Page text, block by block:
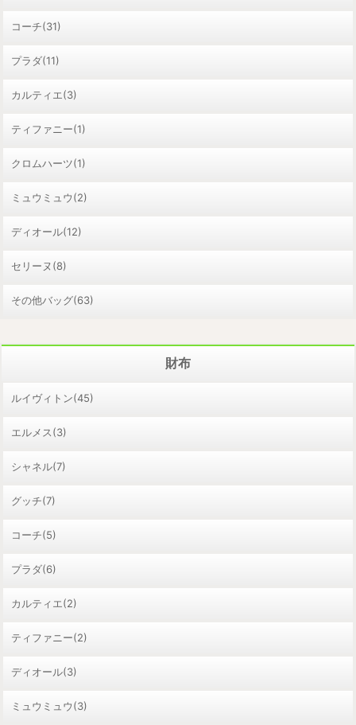
コーチ(31)
プラダ(11)
カルティエ(3)
ティファニー(1)
クロムハーツ(1)
ミュウミュウ(2)
ディオール(12)
セリーヌ(8)
その他バッグ(63)
財布
ルイヴィトン(45)
エルメス(3)
シャネル(7)
グッチ(7)
コーチ(5)
プラダ(6)
カルティエ(2)
ティファニー(2)
ディオール(3)
ミュウミュウ(3)